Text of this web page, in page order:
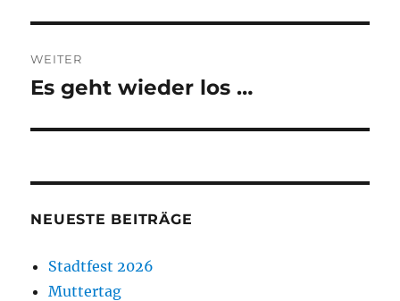
WEITER
Nächster
Es geht wieder los …
NEUESTE BEITRÄGE
Stadtfest 2026
Muttertag